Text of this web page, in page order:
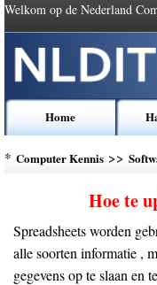
Welkom op de Nederland
Home
* Computer Kennis >>
Hoe te
Spreadsheets worden
alle soorten informatie ,
gegevens op te slaan en